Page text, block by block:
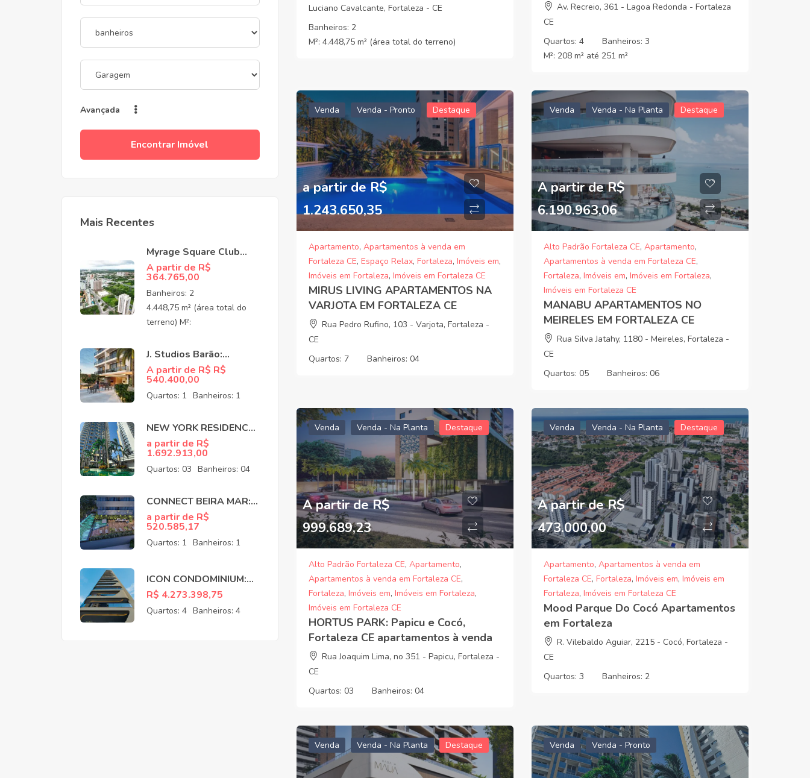
Avançada
Encontrar Imóvel
Mais Recentes
Myrage Square Club
Guararapes –
Apartamentos de Alto
Padrão no Luciano
Cavalcante,
Fortaleza/CEO
A partir de R$
364.765,00
Banheiros: 2
4.448,75 m² (área total do
terreno) M²:
J. Studios Barão:
Apartamentos à venda
no Meireles Fortaleza
CE
A partir de R$ R$
540.400,00
Quartos: 1 Banheiros: 1
NEW YORK RESIDENCE:
APARTAMENTOS NO
COCÓ EM FORTALEZA
CE
a partir de R$
1.692.913,00
Quartos: 03 Banheiros: 04
CONNECT BEIRA MAR:
APARTAMENTOS NO
MEIRELES EM
FORTALEZA CE
a partir de R$
520.585,17
Quartos: 1 Banheiros: 1
ICON CONDOMINIUM:
APARTAMENTOS NO
MEIRELES EM
FORTALEZA CE
R$ 4.273.398,75
Quartos: 4 Banheiros: 4
Luciano Cavalcante, Fortaleza - CE
Banheiros: 2
M²: 4.448,75 m² (área total do terreno)
Av. Recreio, 361 - Lagoa Redonda - Fortaleza
CE
Quartos: 4 Banheiros: 3
M²: 208 m² até 251 m²
Venda Venda - Pronto Destaque
a partir de R$
1.243.650,35
Apartamento, Apartamentos à venda em
Fortaleza CE, Espaço Relax, Fortaleza, Imóveis em,
Imóveis em Fortaleza, Imóveis em Fortaleza CE
MIRUS LIVING APARTAMENTOS NA
VARJOTA EM FORTALEZA CE
Rua Pedro Rufino, 103 - Varjota, Fortaleza -
CE
Quartos: 7 Banheiros: 04
Venda Venda - Na Planta Destaque
A partir de R$
6.190.963,06
Alto Padrão Fortaleza CE, Apartamento,
Apartamentos à venda em Fortaleza CE,
Fortaleza, Imóveis em, Imóveis em Fortaleza,
Imóveis em Fortaleza CE
MANABU APARTAMENTOS NO
MEIRELES EM FORTALEZA CE
Rua Silva Jatahy, 1180 - Meireles, Fortaleza -
CE
Quartos: 05 Banheiros: 06
Venda Venda - Na Planta Destaque
A partir de R$
999.689,23
Alto Padrão Fortaleza CE, Apartamento,
Apartamentos à venda em Fortaleza CE,
Fortaleza, Imóveis em, Imóveis em Fortaleza,
Imóveis em Fortaleza CE
HORTUS PARK: Papicu e Cocó,
Fortaleza CE apartamentos à venda
Rua Joaquim Lima, no 351 - Papicu, Fortaleza -
CE
Quartos: 03 Banheiros: 04
Venda Venda - Na Planta Destaque
A partir de R$
473.000,00
Apartamento, Apartamentos à venda em
Fortaleza CE, Fortaleza, Imóveis em, Imóveis em
Fortaleza, Imóveis em Fortaleza CE
Mood Parque Do Cocó Apartamentos
em Fortaleza
R. Vilebaldo Aguiar, 2215 - Cocó, Fortaleza -
CE
Quartos: 3 Banheiros: 2
Venda Venda - Na Planta Destaque Venda Venda - Pronto